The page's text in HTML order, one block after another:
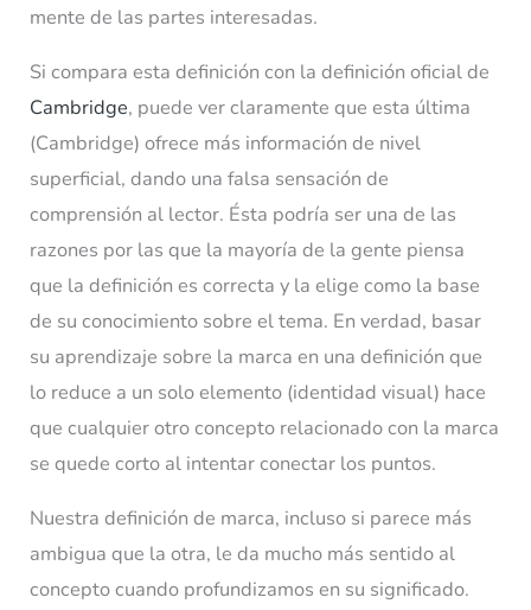
mente de las partes interesadas.
Si compara esta definición con la definición oficial de
Cambridge, puede ver claramente que esta última
(Cambridge) ofrece más información de nivel
superficial, dando una falsa sensación de
comprensión al lector. Ésta podría ser una de las
razones por las que la mayoría de la gente piensa
que la definición es correcta y la elige como la base
de su conocimiento sobre el tema. En verdad, basar
su aprendizaje sobre la marca en una definición que
lo reduce a un solo elemento (identidad visual) hace
que cualquier otro concepto relacionado con la marca
se quede corto al intentar conectar los puntos.
Nuestra definición de marca, incluso si parece más
ambigua que la otra, le da mucho más sentido al
concepto cuando profundizamos en su significado.